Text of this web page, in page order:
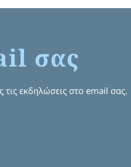
σας
εκδηλώσεις στο email σας.